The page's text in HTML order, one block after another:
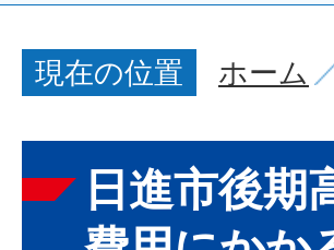
現在の位置 ホーム
日進市後期